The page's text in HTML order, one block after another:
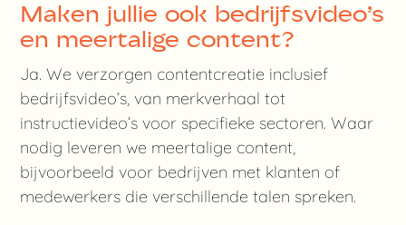
Maken jullie ook bedrijfsvideo’s
en meertalige content?
Ja. We verzorgen contentcreatie inclusief
bedrijfsvideo’s, van merkverhaal tot
instructievideo’s voor specifieke sectoren. Waar
nodig leveren we meertalige content,
bijvoorbeeld voor bedrijven met klanten of
medewerkers die verschillende talen spreken.